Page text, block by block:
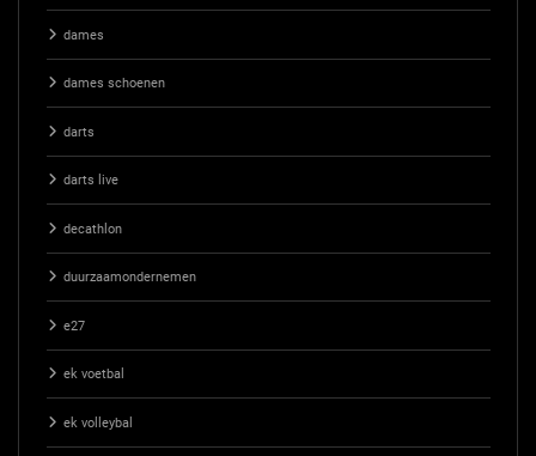
dames
dames schoenen
darts
darts live
decathlon
duurzaamondernemen
e27
ek voetbal
ek volleybal